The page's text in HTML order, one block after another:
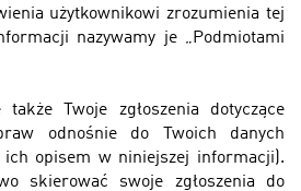
użytkownikowi zrozumienia tej
nazywamy je „Podmiotami
Twoje zgłoszenia dotyczące
odnośnie do Twoich danych
ich opisem w niniejszej informacji).
skierować swoje zgłoszenia do